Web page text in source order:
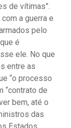
de vítimas”.
a guerra e
pelo
é
ele. No que
entre as
“o processo
“contrato de
bem, até o
das